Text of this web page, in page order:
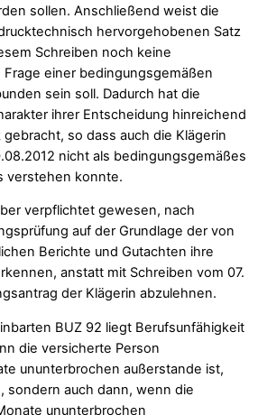
sollen. Anschließend weist die
hervorgehobenen Satz
Schreiben noch keine
einer bedingungsgemäßen
sein soll. Dadurch hat die
ihrer Entscheidung hinreichend
so dass auch die Klägerin
nicht als bedingungsgemäßes
verstehen konnte.
verpflichtet gewesen, nach
auf der Grundlage der von
Berichte und Gutachten ihre
anstatt mit Schreiben vom 07.
der Klägerin abzulehnen.
BUZ 92 liegt Berufsunfähigkeit
die versicherte Person
ununterbrochen außerstande ist,
sondern auch dann, wenn die
ununterbrochen